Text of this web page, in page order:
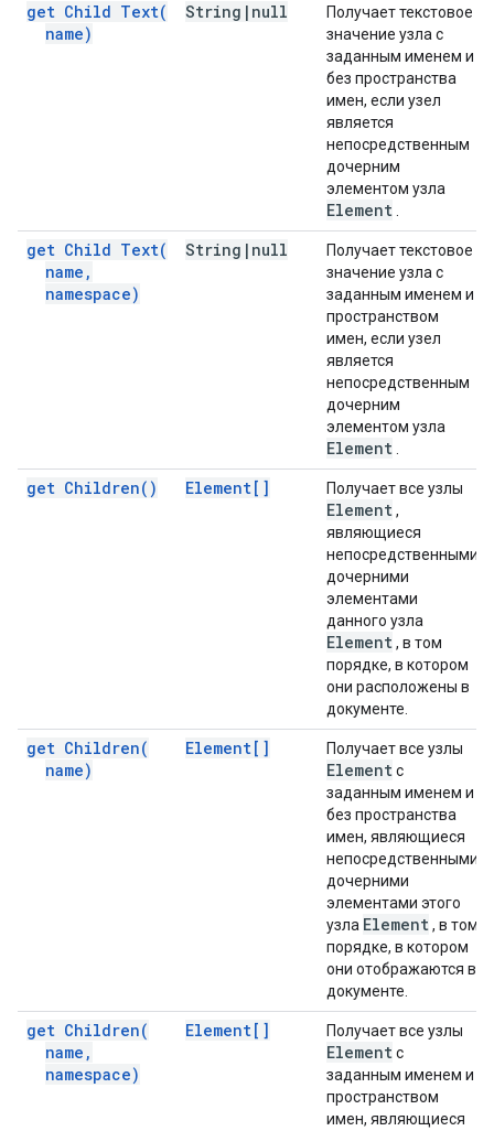
get Child Text(
name)
String | null
Получает текстовое
значение узла с
заданным именем и
без пространства
имен, если узел
является
непосредственным
дочерним
элементом узла
Element
get Child Text(
name ,
namespace)
String | null
Получает текстовое
значение узла с
заданным именем и
пространством
имен, если узел
является
непосредственным
дочерним
элементом узла
Element
get Children( ) Element[] Получает все узлы
Element,
являющиеся
непосредственными
дочерними
элементами
данного узла
Element, в том
порядке, в котором
они расположены в
документе.
get Children(
name)
Element[] Получает все узлы
Elementс
заданным именем и
без пространства
имен, являющиеся
непосредственными
дочерними
элементами этого
узла Element, в том
порядке, в котором
они отображаются в
документе.
get Children(
name ,
namespace)
Element[] Получает все узлы
Elementс
заданным именем и
пространством
имен, являющиеся